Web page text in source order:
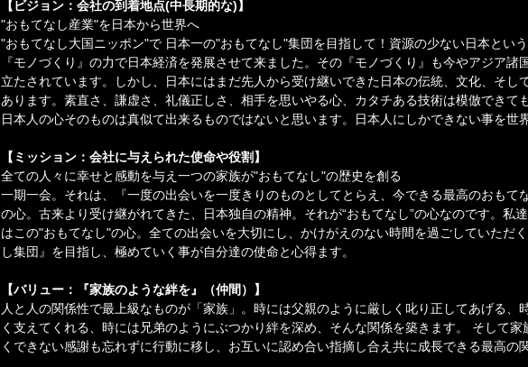
【ビジョン：会社の到着地点(中長期的な)】
"おもてなし産業"を日本から世界へ
"おもてなし大国ニッポン"で 日本一の"おもてなし"集団を目指して！資源の少ない日本という
『モノづくり』の力で日本経済を発展させて来ました。その『モノづくり』も今やアジア諸
立たされています。しかし、日本にはまだ先人から受け継いできた日本の伝統、文化、そし
あります。素直さ、謙虚さ、礼儀正しさ、相手を思いやる心、カタチある技術は模倣できて
日本人の心そのものは真似て出来るものではないと思います。日本人にしかできない事を世
【ミッション：会社に与えられた使命や役割】
全ての人々に幸せと感動を与え一つの家族が"おもてなし"の歴史を創る
一期一会。それは、『一度の出会いを一度きりのものとしてとらえ、今できる最高のおもて
の心。古来より受け継がれてきた、日本独自の精神。それが“おもてなし”の心なのです。私
はこの"おもてなし"の心。全ての出会いを大切にし、かけがえのない時間を過ごしていただ
し集団』を目指し、極めていく事が自分達の使命と心得ます。
【バリュー：『家族のような絆を』（仲間）】
人と人の関係性で最上級なものが「家族」。時には父親のように厳しく叱り正してあげる、
く支えてくれる、時には兄弟のようにぶつかり絆を深め、そんな関係を築きます。 そして家
くできない感謝も忘れずに行動に移し、お互いに認め合い指摘し合え共に成長できる最高の